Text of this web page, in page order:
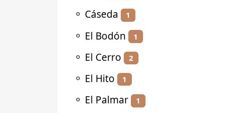
⚬ Cáseda 1
⚬ El Bodón 1
⚬ El Cerro 2
⚬ El Hito 1
⚬ El Palmar 1